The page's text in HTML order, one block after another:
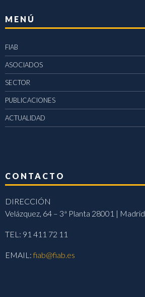
MENÚ
FIAB
ASOCIADOS
SECTOR
PUBLICACIONES
ACTUALIDAD
CONTACTO
DIRECCIÓN
Velázquez, 64 – 3ª Planta 28001 | Madrid
TEL: 91 411 72 11
EMAIL:fiab@fiab.es